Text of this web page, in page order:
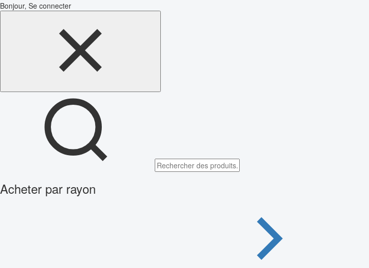
Bonjour, Se connecter
Acheter par rayon